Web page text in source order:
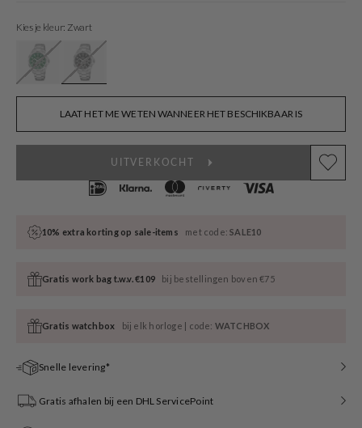
Kies je kleur: Zwart
LAAT HET ME WETEN WANNEER HET BESCHIKBAAR IS
UITVERKOCHT
10% extra korting op sale-items met code:SALE10
Gratis work bag t.w.v. €109 bij bestellingen boven €75
Gratis watchbox bij elk horloge | code: WATCHBOX
Snelle levering*
Gratis afhalen bij een DHL ServicePoint